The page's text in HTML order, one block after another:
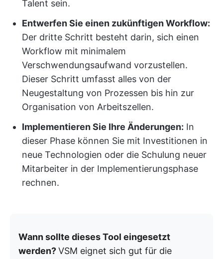
Talent sein.
Entwerfen Sie einen zukünftigen Workflow:
Der dritte Schritt besteht darin, sich einen
Workflow mit minimalem
Verschwendungsaufwand vorzustellen.
Dieser Schritt umfasst alles von der
Neugestaltung von Prozessen bis hin zur
Organisation von Arbeitszellen.
Implementieren Sie Ihre Änderungen: In
dieser Phase können Sie mit Investitionen in
neue Technologien oder die Schulung neuer
Mitarbeiter in der Implementierungsphase
rechnen.
Wann sollte dieses Tool eingesetzt
werden?VSM eignet sich gut für die